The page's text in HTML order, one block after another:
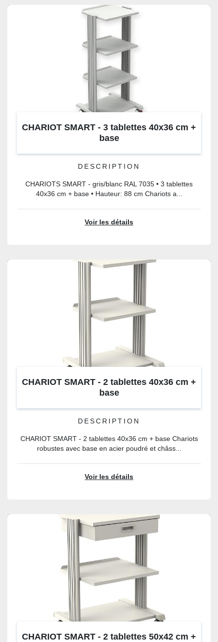
CHARIOT SMART - 3 tablettes 40x36 cm +
base
DESCRIPTION
CHARIOTS SMART - gris/blanc RAL 7035 • 3 tablettes
40x36 cm + base • Hauteur: 88 cm Chariots a...
Voir les détails
CHARIOT SMART - 2 tablettes 40x36 cm +
base
DESCRIPTION
CHARIOT SMART - 2 tablettes 40x36 cm + base Chariots
robustes avec base en acier poudré et châss...
Voir les détails
CHARIOT SMART - 2 tablettes 50x42 cm +